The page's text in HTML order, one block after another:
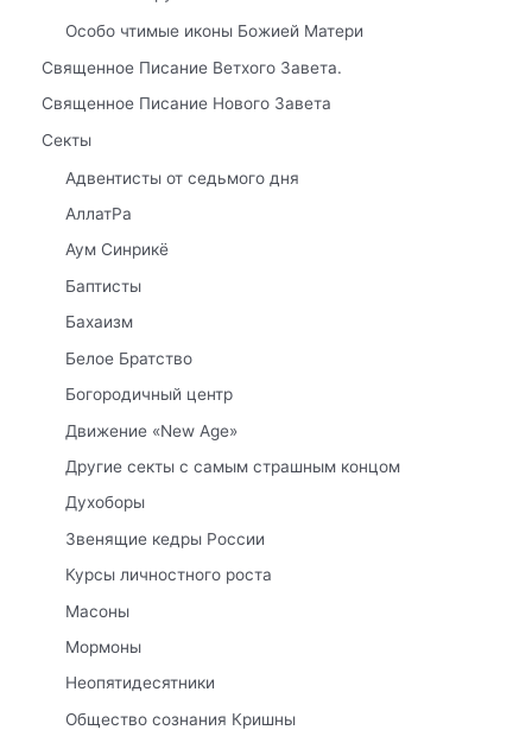
Особо чтимые иконы Божией Матери
Священное Писание Ветхого Завета.
Священное Писание Нового Завета
Секты
Адвентисты от седьмого дня
АллатРа
Аум Синрикё
Баптисты
Бахаизм
Белое Братство
Богородичный центр
Движение «New Age»
Другие секты с самым страшным концом
Духоборы
Звенящие кедры России
Курсы личностного роста
Масоны
Мормоны
Неопятидесятники
Общество сознания Кришны